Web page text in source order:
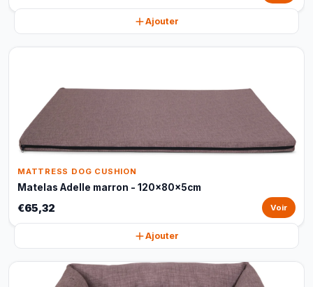
Ajouter
MATTRESS DOG CUSHION
Matelas Adelle marron - 120x80x5cm
€65,32 Voir
Ajouter